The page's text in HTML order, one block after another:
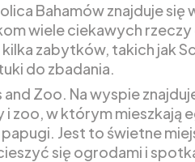
Bahamów znajduje się
wiele ciekawych rzeczy
zabytków, takich jak
do zbadania.
Zoo. Na wyspie
zoo, w którym mieszkają
Jest to świetne
się ogrodami i